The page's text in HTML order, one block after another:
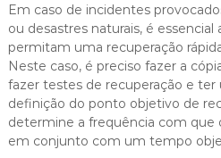
Em caso de incidentes
ou desastres naturais, é
permitam uma recuperação
Neste caso, é preciso fazer a
fazer testes de recuperação e ter
definição do ponto objetivo de
determine a frequência com que
em conjunto com um tempo